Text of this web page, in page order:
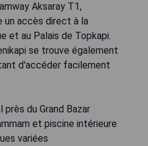
Aksaray T1,
accès direct à la
et au Palais de Topkapi.
se trouve également
d'accéder facilement
du Grand Bazar
et piscine intérieure
variées